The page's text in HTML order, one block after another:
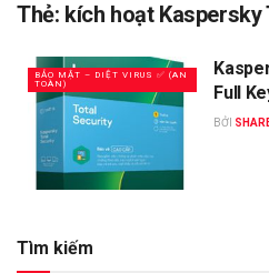
Thẻ: kích hoạt Kaspersky
BẢO MẬT – DIỆT VIRUS ✅ (AN
TOÀN)
Full
BỞI
Tìm kiếm